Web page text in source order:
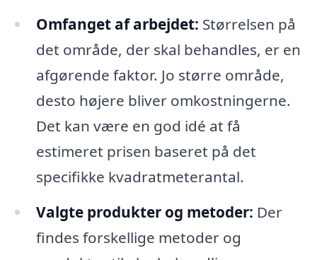
Omfanget af arbejdet: Størrelsen på
det område, der skal behandles, er en
afgørende faktor. Jo større område,
desto højere bliver omkostningerne.
Det kan være en god idé at få
estimeret prisen baseret på det
specifikke kvadratmeterantal.
Valgte produkter og metoder: Der
findes forskellige metoder og